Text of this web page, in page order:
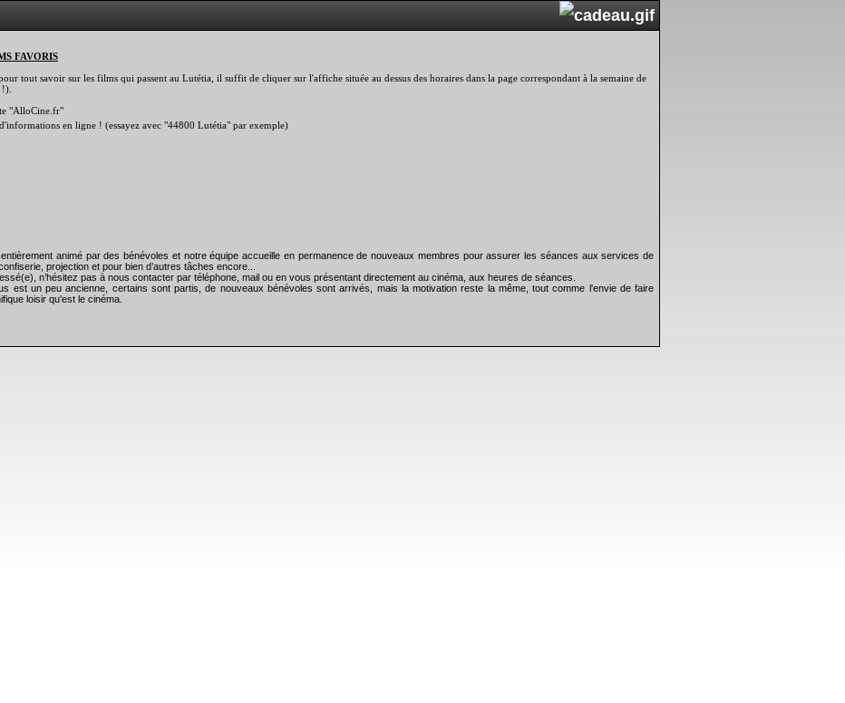
FAVORIS
tout savoir sur les films qui passent au Lutétia, il suffit de cliquer sur l'affiche située au dessus des horaires dans la page correspondant à la semaine de
"AlloCine.fr"
en ligne ! (essayez avec "44800 Lutétia" par exemple)
animé par des bénévoles et notre équipe accueille en permanence de nouveaux membres pour assurer les séances aux services de
projection et pour bien d’autres tâches encore...
n’hésitez pas à nous contacter par téléphone, mail ou en vous présentant directement au cinéma, aux heures de séances.
est un peu ancienne, certains sont partis, de nouveaux bénévoles sont arrivés, mais la motivation reste la même, tout comme l'envie de faire
loisir qu'est le cinéma.